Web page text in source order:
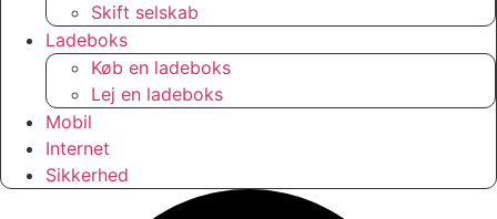
Skift selskab
Ladeboks
Køb en ladeboks
Lej en ladeboks
Mobil
Internet
Sikkerhed